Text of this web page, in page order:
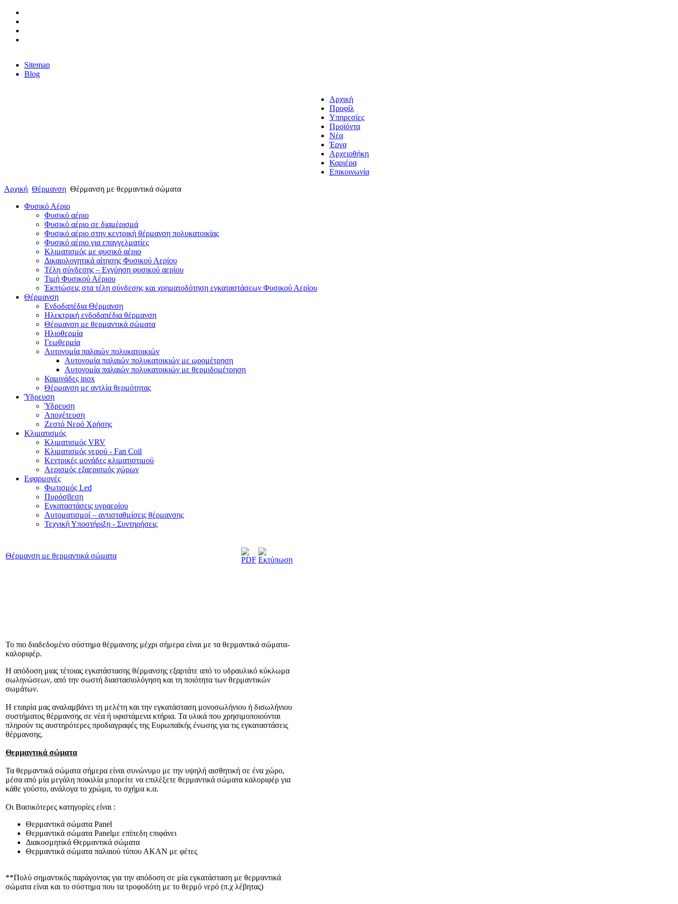
Sitemap
Blog
Αρχική
Προφίλ
Υπηρεσίες
Προϊόντα
Νέα
Έργα
Αρχειοθήκη
Καριέρα
Επικοινωνία
Αρχική Θέρμανση Θέρμανση με θερμαντικά σώματα
Φυσικό Αέριο
Φυσικό αέριο
Φυσικό αέριο σε διαμέρισμά
Φυσικό αέριο στην κεντρική θέρμανση πολυκατοικίας
Φυσικό αέριο για επαγγελματίες
Κλιματισμός με φυσικό αέριο
Δικαιολογητικά αίτησης Φυσικού Αερίου
Τέλη σύνδεσης – Εγγύηση φυσικού αερίου
Τιμή Φυσικού Αέριου
Έκπτώσεις στα τέλη σύνδεσης και χρηματοδότηση εγκαταστάσεων Φυσικού Αερίου
Θέρμανση
Ενδοδαπέδια Θέρμανση
Ηλεκτρική ενδοδαπέδια θέρμανση
Θέρμανση με θερμαντικά σώματα
Ηλιοθερμία
Γεωθερμία
Αυτονομία παλαιών πολυκατοικιών
Αυτονομία παλαιών πολυκατοικιών με ωρομέτρηση
Αυτονομία παλαιών πολυκατοικιών με θερμιδομέτρηση
Καμινάδες inox
Θέρμανση με αντλία θερμότητας
Ύδρευση
Ύδρευση
Αποχέτευση
Ζεστό Νερό Χρήσης
Κλιματισμός
Κλιματισμός VRV
Κλιματισμός νερού - Fan Coil
Κεντρικές μονάδες κλιματιστιμού
Αερισμός εξαερισμός χώρων
Εφαρμογές
Φωτισμός Led
Πυρόσβεση
Εγκαταστάσεις υγραερίου
Αυτοματισμοί – αντισταθμίσεις θέρμανσης
Τεχνική Υποστήριξη - Συντηρήσεις
Θέρμανση με θερμαντικά σώματα
Το πιο διαδεδομένο σύστημα θέρμανσης μέχρι σήμερα είναι με τα θερμαντικά σώματα-
καλοριφέρ.
Η απόδοση μιας τέτοιας εγκατάστασης θέρμανσης εξαρτάτε από το υδραυλικό κύκλωμα
σωληνώσεων, από την σωστή διαστασιολόγηση και τη ποιότητα των θερμαντικών
σωμάτων.
Η εταιρία μας αναλαμβάνει τη μελέτη και την εγκατάσταση μονοσωλήνιου ή δισωλήνιου
συστήματος θέρμανσης σε νέα ή υφιστάμενα κτήρια. Τα υλικά που χρησιμοποιούνται
πληρούν τις αυστηρότερες προδιαγραφές της Ευρωπαϊκής ένωσης για τις εγκαταστάσεις
θέρμανσης.
Θερμαντικά σώματα
Τα θερμαντικά σώματα σήμερα είναι συνώνυμο με την υψηλή αισθητική σε ένα χώρο,
μέσα από μία μεγάλη ποικιλία μπορείτε να επιλέξετε θερμαντικά σώματα καλοριφέρ για
κάθε γούστο, ανάλογα το χρώμα, το σχήμα κ.α.
Οι Βασικότερες κατηγορίες είναι :
Θερμαντικά σώματα Panel
Θερμαντικά σώματα Panelμε επίπεδη επιφάνει
Διακοσμητικά Θερμαντικά σώματα
Θερμαντικά σώματα παλαιού τύπου ΑΚΑΝ με φέτες
**Πολύ σημαντικός παράγοντας για την απόδοση σε μία εγκατάσταση με θερμαντικά
σώματα είναι και το σύστημα που τα τροφοδότη με το θερμό νερό (π.χ λέβητας)